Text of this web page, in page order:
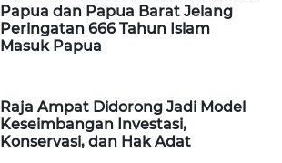
Papua dan Papua Barat Jelang
Peringatan 666 Tahun Islam
Masuk Papua
Raja Ampat Didorong Jadi Model
Keseimbangan Investasi,
Konservasi, dan Hak Adat